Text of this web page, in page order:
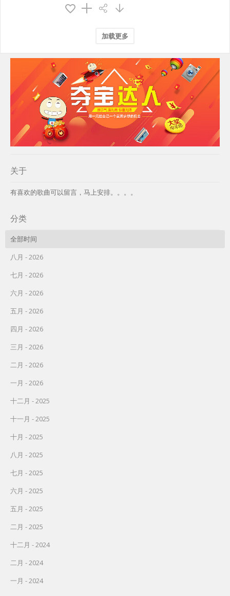
加载更多
关于
有喜欢的歌曲可以留言，马上安排。。。。
分类
全部时间
八月 - 2026
七月 - 2026
六月 - 2026
五月 - 2026
四月 - 2026
三月 - 2026
二月 - 2026
一月 - 2026
十二月 - 2025
十一月 - 2025
十月 - 2025
八月 - 2025
七月 - 2025
六月 - 2025
五月 - 2025
二月 - 2025
十二月 - 2024
二月 - 2024
一月 - 2024